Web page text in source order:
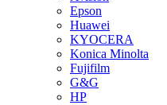
Epson
Huawei
KYOCERA
Konica Minolta
Fujifilm
G&G
HP